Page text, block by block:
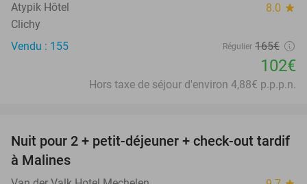
Atypik Hôtel 8.0 star
Clichy
Vendu : 155
Régulier 165€
102€
Hors taxe de séjour d'environ 4,88€ p.p.p.n.
Nuit pour 2 + petit-déjeuner + check-out tardif
à Malines